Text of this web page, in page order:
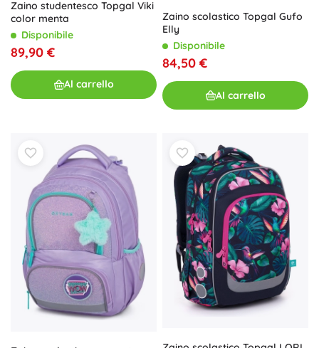
Zaino studentesco Topgal Viki
color menta
Disponibile
89,90 €
Al carrello
Zaino scolastico Topgal Gufo
Elly
Disponibile
84,50 €
Al carrello